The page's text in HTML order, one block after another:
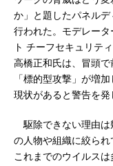
か」と題したパネル
行われた。モデレー
ト チーフセキュリテ
高橋正和氏は、冒頭
「標的型攻撃」が増
現状があると警告を発
駆除できない理由は
の人物や組織に絞ら
これまでのウイルス